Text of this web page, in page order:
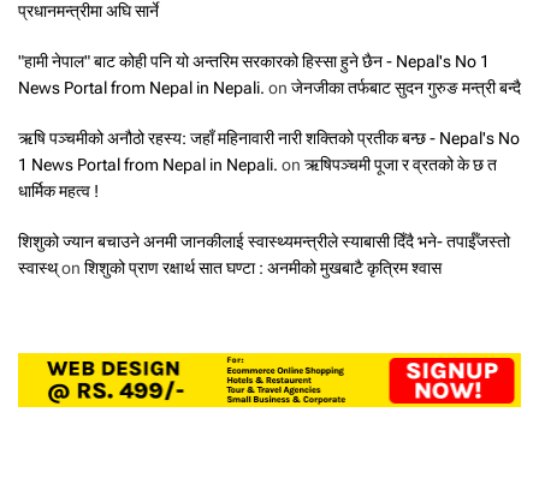
प्रधानमन्त्रीमा अघि सार्ने
"हामी नेपाल" बाट कोही पनि यो अन्तरिम सरकारको हिस्सा हुने छैन - Nepal's No 1
News Portal from Nepal in Nepali. on जेनजीका तर्फबाट सुदन गुरुङ मन्त्री बन्दै
ऋषि पञ्चमीको अनौठो रहस्य: जहाँ महिनावारी नारी शक्तिको प्रतीक बन्छ - Nepal's No
1 News Portal from Nepal in Nepali. on ऋषिपञ्चमी पूजा र व्रतको के छ त
धार्मिक महत्व !
शिशुको ज्यान बचाउने अनमी जानकीलाई स्वास्थ्यमन्त्रीले स्याबासी दिँदै भने- तपाईँजस्तो
स्वास्थ्on शिशुको प्राण रक्षार्थ सात घण्टा : अनमीको मुखबाटै कृत्रिम श्वास